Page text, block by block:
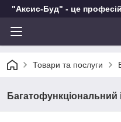
"Аксис-Буд" - це
Товари та послуги
Багатофункціональний